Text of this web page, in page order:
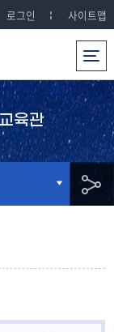
로그인 사이트맵
전체메뉴
육관
공